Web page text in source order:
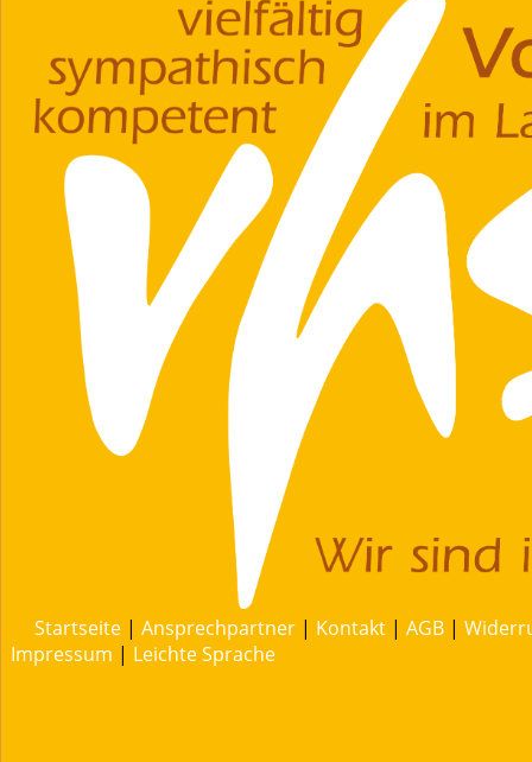
Startseite | Ansprechpartner | Kontakt | AGB |
Impressum | Leichte Sprache